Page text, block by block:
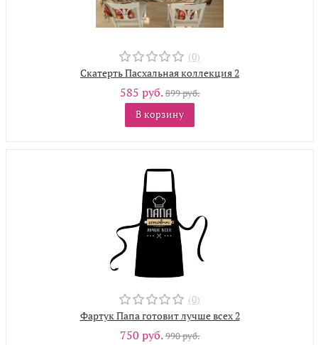
(0)
Скатерть Пасхальная коллекция 2
585 руб.899 руб.
В корзину
(0)
Фартук Папа готовит лучше всех 2
750 руб.990 руб.